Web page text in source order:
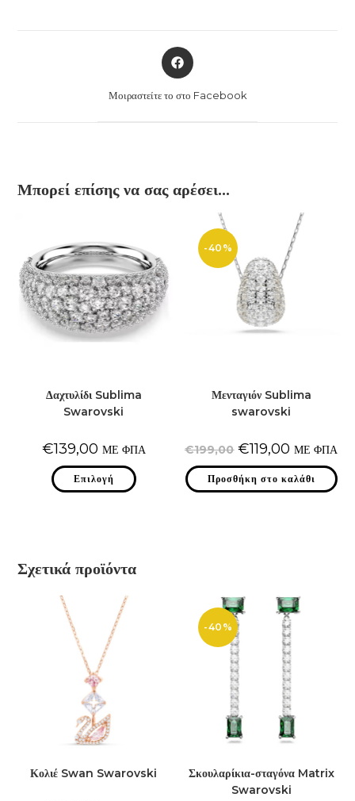
Opens
in
Μοιραστείτε το στο Facebook
Μπορεί επίσης να σας αρέσει…
Δαχτυλίδι Sublima
Swarovski
€139,00 ΜΕ ΦΠΑ
Επιλογή
Αυτό
το
να
-40%
Μενταγιόν Sublima
swarovski
€199,00 Original
price
was:
€199,00.
€119,00 Η
τρέχουσα
τιμή
είναι:
€119,00.
ΜΕ ΦΠΑ
Προσθήκη στο καλάθι
Σχετικά προϊόντα
Κολιέ Swan Swarovski
-40%
Σκουλαρίκια-σταγόνα Matrix
Swarovski